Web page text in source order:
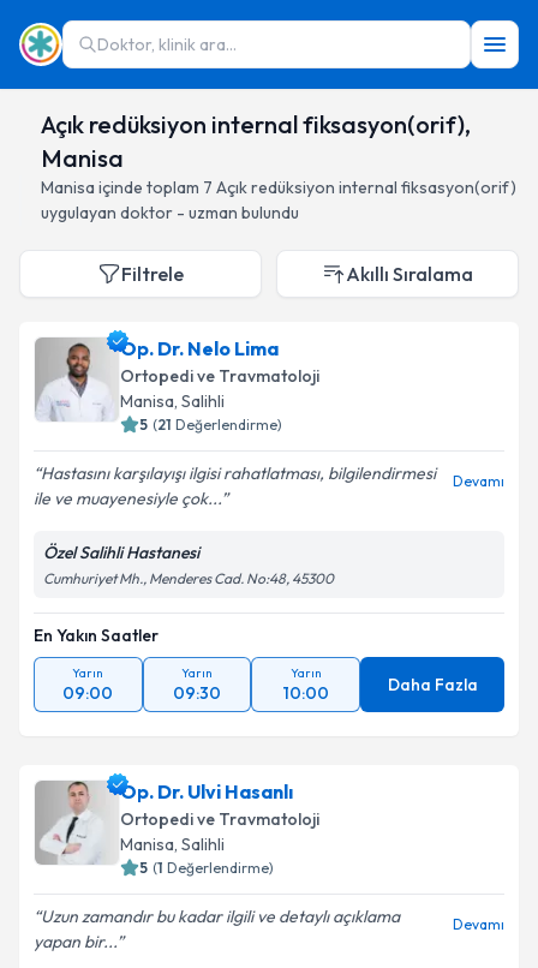
Doktor, klinik ara...
Açık redüksiyon internal fiksasyon(orif),
Manisa
Manisa içinde toplam 7 Açık redüksiyon internal fiksasyon(orif)
uygulayan doktor - uzman bulundu
Filtrele Akıllı Sıralama
Op. Dr. Nelo Lima
Ortopedi ve Travmatoloji
Manisa, Salihli
5 (21 Değerlendirme)
Hastasını karşılayışı ilgisi rahatlatması, bilgilendirmesi
ile ve muayenesiyle çok...
Devamı
Özel Salihli Hastanesi
Cumhuriyet Mh., Menderes Cad. No:48, 45300
En Yakın Saatler
Yarın
09:00
Yarın
09:30
Yarın
10:00 Daha Fazla
Op. Dr. Ulvi Hasanlı
Ortopedi ve Travmatoloji
Manisa, Salihli
5 (1 Değerlendirme)
Uzun zamandır bu kadar ilgili ve detaylı açıklama
yapan bir...
Devamı